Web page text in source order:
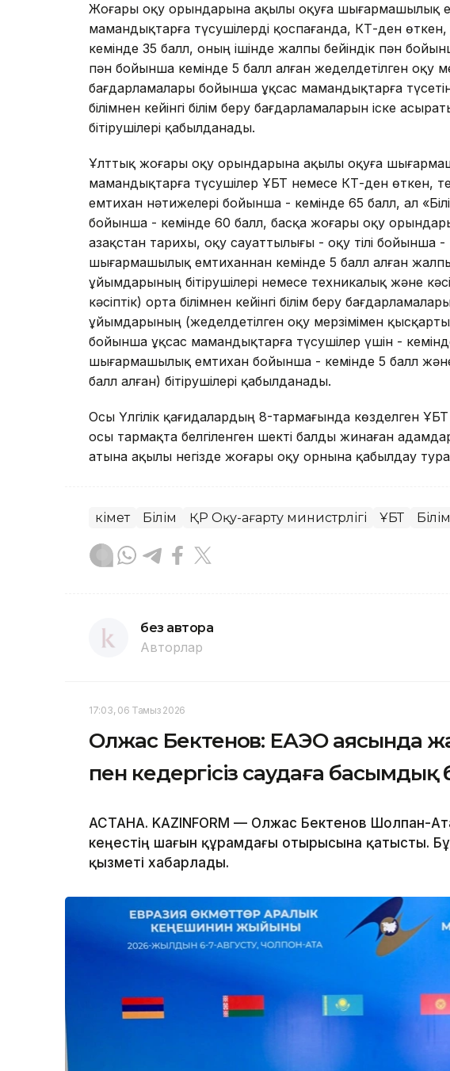
Жоғары оқу орындарына ақылы оқуға шығармашылық
мамандықтарға түсушілерді қоспағанда, КТ-ден
кемінде 35 балл, оның ішінде жалпы бейіндік пән
пән бойынша кемінде 5 балл алған жеделдетілген оқу
бағдарламалары бойынша ұқсас мамандықтарға
білімнен кейінгі білім беру бағдарламаларын іске
бітірушілері қабылданады.
Ұлттық жоғары оқу орындарына ақылы оқуға
мамандықтарға түсушілер ҰБТ немесе КТ-ден өткен,
емтихан нәтижелері бойынша - кемінде 65 балл, ал
бойынша - кемінде 60 балл, басқа жоғары оқу
Қазақстан тарихы, оқу сауаттылығы - оқу тілі бойынша
шығармашылық емтиханнан кемінде 5 балл алған
ұйымдарының бітірушілері немесе техникалық және
кәсіптік) орта білімнен кейінгі білім беру
ұйымдарының (жеделдетілген оқу мерзімімен
бойынша ұқсас мамандықтарға түсушілер үшін -
шығармашылық емтихан бойынша - кемінде 5 балл
балл алған) бітірушілері қабылданады.
Осы Үлгілік қағидалардың 8-тармағында көзделген
осы тармақта белгіленген шекті балды жинаған
атына ақылы негізде жоғары оқу орнына қабылдау
Үкімет Білім ҚР Оқу-ағарту министрлігі ҰБТ
без автора
Авторлар
17:03, 06 Тамыз 2026
Олжас Бектенов: ЕАЭО аясында
пен кедергісіз саудаға басымдық
АСТАНА. KAZINFORM — Олжас Бектенов Шолпан-
кеңестің шағын құрамдағы отырысына қатысты.
қызметі хабарлады.